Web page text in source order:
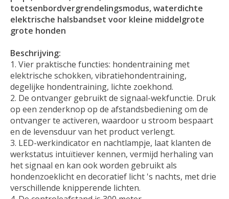
toetsenbordvergrendelingsmodus, waterdichte
elektrische halsbandset voor kleine middelgrote
grote honden
Beschrijving:
Vier praktische functies: hondentraining met
elektrische schokken, vibratiehondentraining,
degelijke hondentraining, lichte zoekhond.
De ontvanger gebruikt de signaal-wekfunctie. Druk
op een zenderknop op de afstandsbediening om de
ontvanger te activeren, waardoor u stroom bespaart
en de levensduur van het product verlengt.
LED-werkindicator en nachtlampje, laat klanten de
werkstatus intuïtiever kennen, vermijd herhaling van
het signaal en kan ook worden gebruikt als
hondenzoeklicht en decoratief licht 's nachts, met drie
verschillende knipperende lichten.